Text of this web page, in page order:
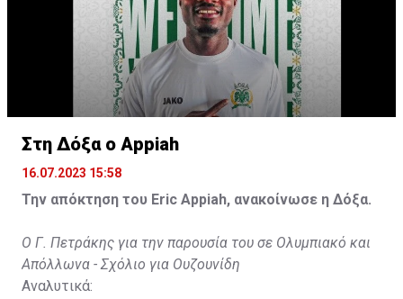
Στη Δόξα ο Appiah
16.07.2023 15:58
Την απόκτηση του Eric Appiah, ανακοίνωσε η Δόξα.
Ο Γ. Πετράκης για την παρουσία του σε Ολυμπιακό και
Απόλλωνα - Σχόλιο για Ουζουνίδη
Αναλυτικά: